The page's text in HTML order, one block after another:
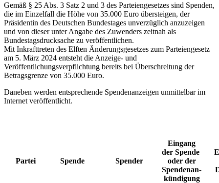
Gemäß § 25 Abs. 3 Satz 2 und 3 des Parteiengesetzes sind Spenden,
die im Einzelfall die Höhe von 35.000 Euro übersteigen, der
Präsidentin des Deutschen Bundestages unverzüglich anzuzeigen
und von dieser unter Angabe des Zuwenders zeitnah als
Bundestagsdrucksache zu veröffentlichen.
Mit Inkrafttreten des Elften Änderungsgesetzes zum Parteiengesetz
am 5. März 2024 entsteht die Anzeige- und
Veröffentlichungsverpflichtung bereits bei Überschreitung der
Betragsgrenze von 35.000 Euro.
Daneben werden entsprechende Spendenanzeigen unmittelbar im
Internet veröffentlicht.
Partei Spende Spender
Eingang
der Spende
oder der
Spendenan-
kündigung